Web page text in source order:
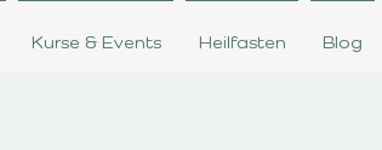
Kurse & Events Heilfasten Blog